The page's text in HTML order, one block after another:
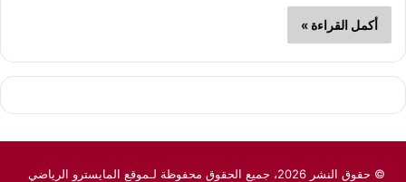
أكمل القراءة »
© حقوق النشر 2026، جميع الحقوق محفوظة لـموقع المايسترو الرياضي